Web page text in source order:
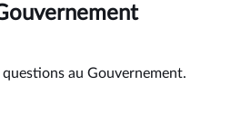
questions au Gouvernement.